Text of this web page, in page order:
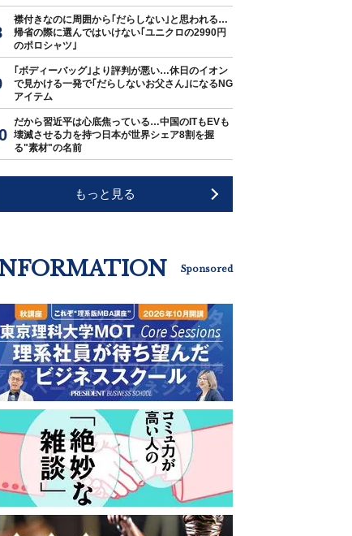
襟付きなのに周囲から｢だらしない｣と思われる…
帰省の際に選んではいけない｢ユニクロの2990円
のポロシャツ｣
｢ボディーバッグ｣より評判が悪い…休日のイオン
で見かける一発で｢だらしないお父さん｣になるNG
アイテム
だから習近平は心底焦っている…中国のITもEVも
壊滅させる力を持つ日本が世界シェア8割を握
る"素材"の名前
もっと見る
Sponsored